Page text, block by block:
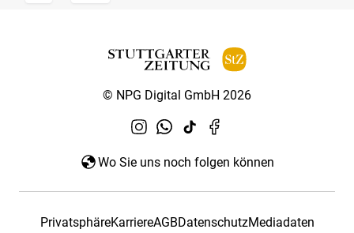
© NPG Digital GmbH 2026
Wo Sie uns noch folgen können
PrivatsphäreKarriereAGBDatenschutzMediadaten